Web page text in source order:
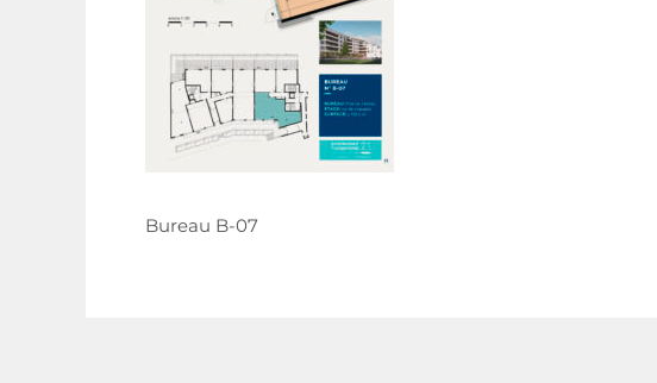
Bureau B-07